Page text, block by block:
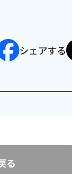
シェアする
る